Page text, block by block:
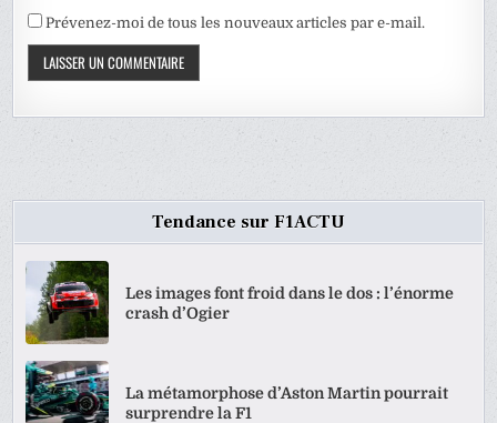
Prévenez-moi de tous les nouveaux articles par e-mail.
Tendance sur F1ACTU
Les images font froid dans le dos : l’énorme
crash d’Ogier
La métamorphose d’Aston Martin pourrait
surprendre la F1